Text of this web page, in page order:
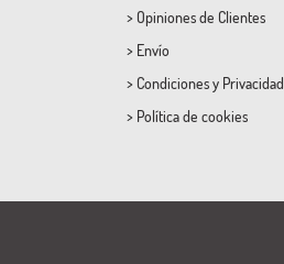
> Opiniones de Clientes
> Envío
> Condicionesy Privacidad
> Política de cookies